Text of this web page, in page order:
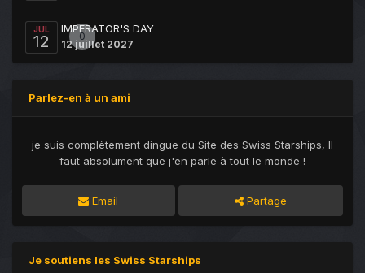
JUL
12 0
IMPERATOR'S DAY
12 juillet 2027
Parlez-en à un ami
je suis complètement dingue du Site des Swiss Starships, Il
faut absolument que j'en parle à tout le monde !
Email Partage
Je soutiens les Swiss Starships